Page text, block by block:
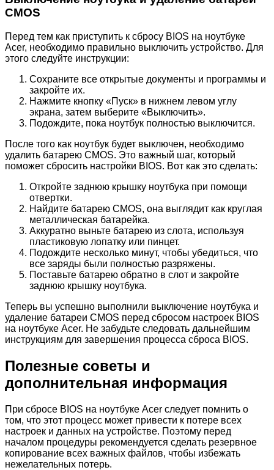
CMOS
Перед тем как приступить к сбросу BIOS на ноутбуке
Acer, необходимо правильно выключить устройство. Для
этого следуйте инструкции:
Сохраните все открытые документы и программы и
закройте их.
Нажмите кнопку «Пуск» в нижнем левом углу
экрана, затем выберите «Выключить».
Подождите, пока ноутбук полностью выключится.
После того как ноутбук будет выключен, необходимо
удалить батарею CMOS. Это важный шаг, который
поможет сбросить настройки BIOS. Вот как это сделать:
Откройте заднюю крышку ноутбука при помощи
отвертки.
Найдите батарею CMOS, она выглядит как круглая
металлическая батарейка.
Аккуратно выньте батарею из слота, используя
пластиковую лопатку или пинцет.
Подождите несколько минут, чтобы убедиться, что
все заряды были полностью разряжены.
Поставьте батарею обратно в слот и закройте
заднюю крышку ноутбука.
Теперь вы успешно выполнили выключение ноутбука и
удаление батареи CMOS перед сбросом настроек BIOS
на ноутбуке Acer. Не забудьте следовать дальнейшим
инструкциям для завершения процесса сброса BIOS.
Полезные советы и
дополнительная информация
При сбросе BIOS на ноутбуке Acer следует помнить о
том, что этот процесс может привести к потере всех
настроек и данных на устройстве. Поэтому перед
началом процедуры рекомендуется сделать резервное
копирование всех важных файлов, чтобы избежать
нежелательных потерь.